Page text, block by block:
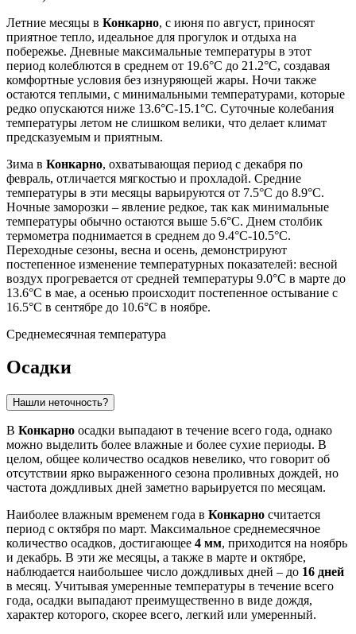
Летние месяцы в Конкарно, с июня по август, приносят
приятное тепло, идеальное для прогулок и отдыха на
побережье. Дневные максимальные температуры в этот
период колеблются в среднем от 19.6°C до 21.2°C, создавая
комфортные условия без изнуряющей жары. Ночи также
остаются теплыми, с минимальными температурами, которые
редко опускаются ниже 13.6°C-15.1°C. Суточные колебания
температуры летом не слишком велики, что делает климат
предсказуемым и приятным.
Зима в Конкарно, охватывающая период с декабря по
февраль, отличается мягкостью и прохладой. Средние
температуры в эти месяцы варьируются от 7.5°C до 8.9°C.
Ночные заморозки – явление редкое, так как минимальные
температуры обычно остаются выше 5.6°C. Днем столбик
термометра поднимается в среднем до 9.4°C-10.5°C.
Переходные сезоны, весна и осень, демонстрируют
постепенное изменение температурных показателей: весной
воздух прогревается от средней температуры 9.0°C в марте до
13.6°C в мае, а осенью происходит постепенное остывание с
16.5°C в сентябре до 10.6°C в ноябре.
Среднемесячная температура
Осадки
Нашли неточность?
В Конкарно осадки выпадают в течение всего года, однако
можно выделить более влажные и более сухие периоды. В
целом, общее количество осадков невелико, что говорит об
отсутствии ярко выраженного сезона проливных дождей, но
частота дождливых дней заметно варьируется по месяцам.
Наиболее влажным временем года в Конкарно считается
период с октября по март. Максимальное среднемесячное
количество осадков, достигающее 4 мм, приходится на ноябрь
и декабрь. В эти же месяцы, а также в марте и октябре,
наблюдается наибольшее число дождливых дней – до 16 дней
в месяц. Учитывая умеренные температуры в течение всего
года, осадки выпадают преимущественно в виде дождя,
характер которого, скорее всего, легкий или умеренный.